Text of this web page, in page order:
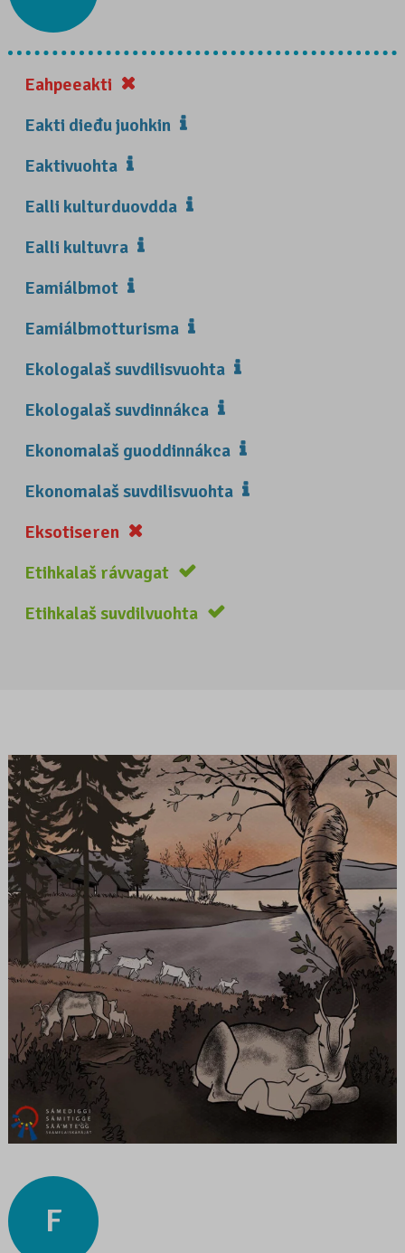
Eahpeeakti
Eakti dieđu juohkin
Eaktivuohta
Ealli kulturduovdda
Ealli kultuvra
Eamiálbmot
Eamiálbmotturisma
Ekologalaš suvdilisvuohta
Ekologalaš suvdinnákca
Ekonomalaš guoddinnákca
Ekonomalaš suvdilisvuohta
Eksotiseren
Etihkalaš rávvagat
Etihkalaš suvdilvuohta
F